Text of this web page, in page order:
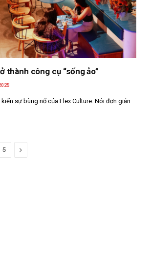
thành công cụ “sống ảo”
sự bùng nổ của Flex Culture. Nói đơn giản
5 Next